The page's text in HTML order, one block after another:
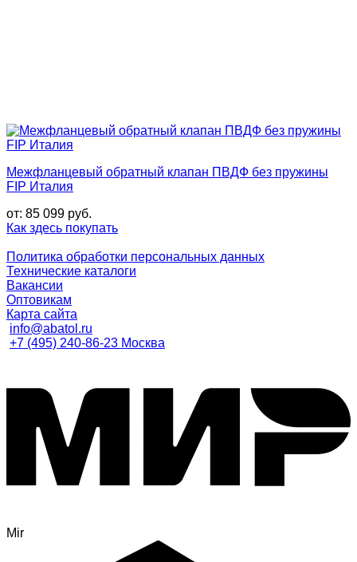
Межфланцевый обратный клапан ПВДФ без пружины
FIP Италия
от: 85 099 руб.
Как здесь покупать
Политика обработки персональных данных
Технические каталоги
Вакансии
Оптовикам
Карта сайта
info@abatol.ru
+7 (495) 240-86-23 Москва
Mir